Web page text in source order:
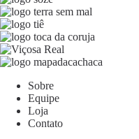
Sobre
Equipe
Loja
Contato